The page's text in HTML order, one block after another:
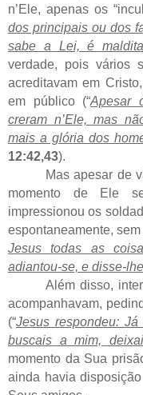
n’Ele, apenas os
dos principais ou dos
sabe a Lei, é maldita
verdade, pois vários
acreditavam em
em público (“Apesar
creram n’Ele, mas
mais a glória dos
12:42,43).
Mas apesar de
momento de Ele
impressionou os
espontaneamente,
Jesus todas as
adiantou-se, e disse-
Além disso,
acompanhavam,
(“Jesus respondeu:
buscais a mim,
momento da Sua
ainda havia